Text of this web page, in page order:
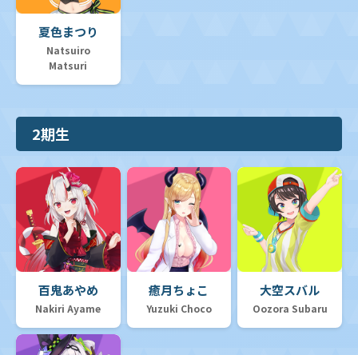
夏色まつり
Natsuiro
Matsuri
2期生
百鬼あやめ
Nakiri Ayame
癒月ちょこ
Yuzuki Choco
大空スバル
Oozora Subaru